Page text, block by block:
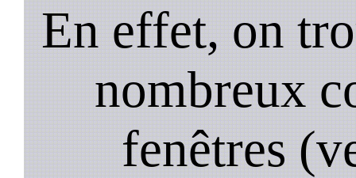
En effet, on
nombreux
fenêtres